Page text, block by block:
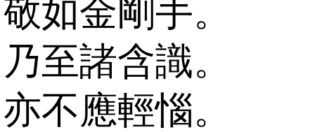
敬如金剛手。
乃至諸含識。
亦不應輕惱。